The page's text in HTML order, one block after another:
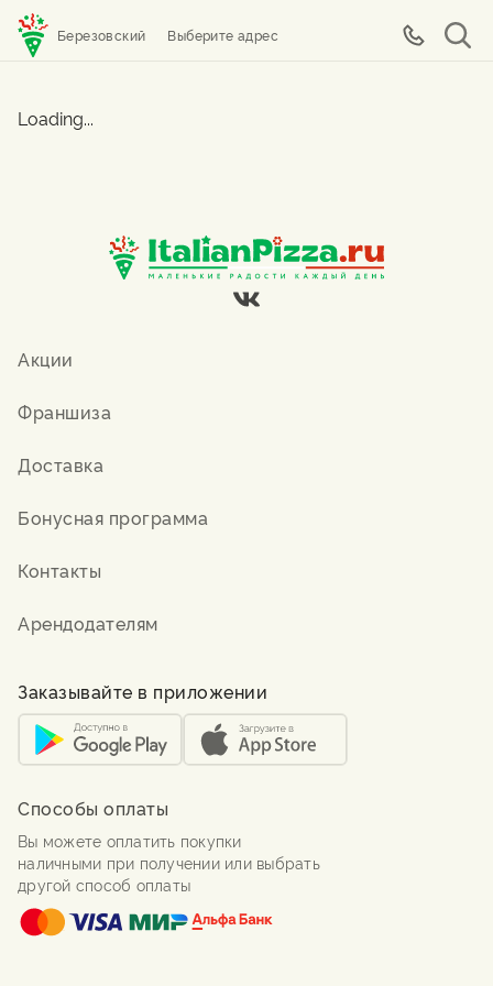
Березовский Выберите адрес
Loading...
Акции
Франшиза
Доставка
Бонусная программа
Контакты
Арендодателям
Заказывайте в приложении
Способы оплаты
Вы можете оплатить покупки
наличными при получении или выбрать
другой способ оплаты